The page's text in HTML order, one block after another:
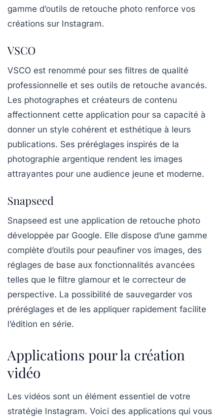
gamme d’outils de retouche photo renforce vos
créations sur Instagram.
VSCO
VSCO est renommé pour ses filtres de qualité
professionnelle et ses outils de retouche avancés.
Les photographes et créateurs de contenu
affectionnent cette application pour sa capacité à
donner un style cohérent et esthétique à leurs
publications. Ses préréglages inspirés de la
photographie argentique rendent les images
attrayantes pour une audience jeune et moderne.
Snapseed
Snapseed est une application de retouche photo
développée par Google. Elle dispose d’une gamme
complète d’outils pour peaufiner vos images, des
réglages de base aux fonctionnalités avancées
telles que le filtre glamour et le correcteur de
perspective. La possibilité de sauvegarder vos
préréglages et de les appliquer rapidement facilite
l’édition en série.
Applications pour la création
vidéo
Les vidéos sont un élément essentiel de votre
stratégie Instagram. Voici des applications qui vous